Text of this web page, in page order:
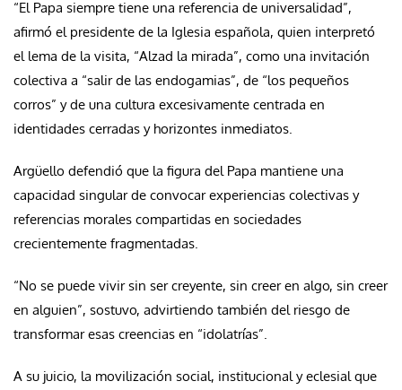
“El Papa siempre tiene una referencia de universalidad”,
afirmó el presidente de la Iglesia española, quien interpretó
el lema de la visita, “Alzad la mirada”, como una invitación
colectiva a “salir de las endogamias”, de “los pequeños
corros” y de una cultura excesivamente centrada en
identidades cerradas y horizontes inmediatos.
Argüello defendió que la figura del Papa mantiene una
capacidad singular de convocar experiencias colectivas y
referencias morales compartidas en sociedades
crecientemente fragmentadas.
“No se puede vivir sin ser creyente, sin creer en algo, sin creer
en alguien”, sostuvo, advirtiendo también del riesgo de
transformar esas creencias en “idolatrías”.
A su juicio, la movilización social, institucional y eclesial que